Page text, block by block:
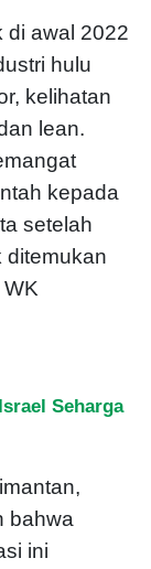
di awal 2022
hulu
kelihatan
lean.
kepada
setelah
ditemukan
Seharga
bahwa
ini